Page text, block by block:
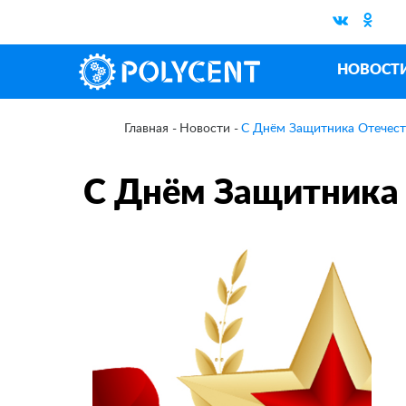
Главная Новости С Днём Защитника
С Днём Защитника